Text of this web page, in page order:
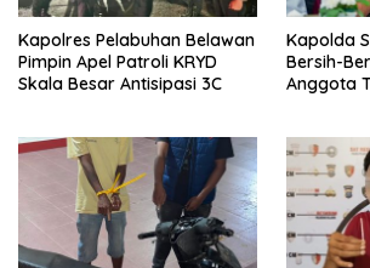
Kapolres Pelabuhan Belawan
Pimpin Apel Patroli KRYD
Skala Besar Antisipasi 3C
Kapolda
Bersih-
Anggota